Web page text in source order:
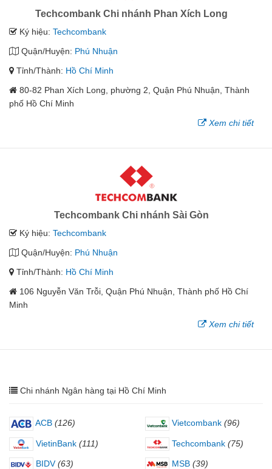
Techcombank Chi nhánh Phan Xích Long
Ký hiệu: Techcombank
Quận/Huyện: Phú Nhuận
Tỉnh/Thành: Hồ Chí Minh
80-82 Phan Xích Long, phường 2, Quận Phú Nhuận, Thành
phố Hồ Chí Minh
Xem chi tiết
Techcombank Chi nhánh Sài Gòn
Ký hiệu: Techcombank
Quận/Huyện: Phú Nhuận
Tỉnh/Thành: Hồ Chí Minh
106 Nguyễn Văn Trỗi, Quận Phú Nhuận, Thành phố Hồ Chí
Minh
Xem chi tiết
Chi nhánh Ngân hàng tại Hồ Chí Minh
ACB (126) Vietcombank (96)
VietinBank (111) Techcombank (75)
BIDV (63) MSB (39)